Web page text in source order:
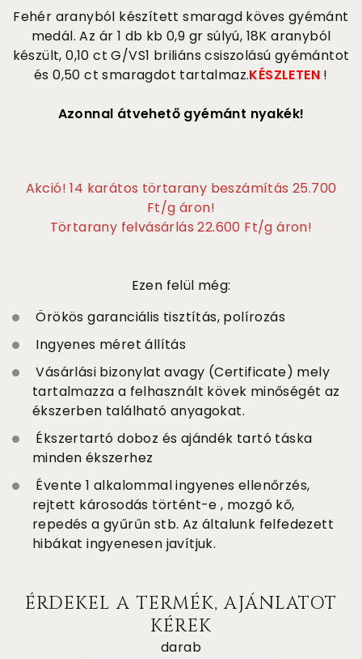
Fehér aranyból készített smaragd köves gyémánt
medál. Az ár 1 db kb 0,9 gr súlyú, 18K aranyból
készült, 0,10 ct G/VS1 briliáns csiszolású gyémántot
és 0,50 ct smaragdot tartalmaz.KÉSZLETEN !
Azonnal átvehető gyémánt nyakék!
Akció! 14 karátos törtarany beszámítás 25.700
Ft/g áron!
Törtarany felvásárlás 22.600 Ft/g áron!
Ezen felül még:
Örökös garanciális tisztítás, polírozás
Ingyenes méret állítás
Vásárlási bizonylat avagy (Certificate) mely
tartalmazza a felhasznált kövek minőségét az
ékszerben található anyagokat.
Ékszertartó doboz és ajándék tartó táska
minden ékszerhez
Évente 1 alkalommal ingyenes ellenőrzés,
rejtett károsodás történt-e , mozgó kő,
repedés a gyűrűn stb. Az általunk felfedezett
hibákat ingyenesen javítjuk.
ÉRDEKEL A TERMÉK, AJÁNLATOT
KÉREK
darab